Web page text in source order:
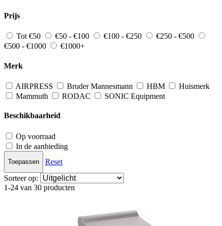
Prijs
Tot €50 €50 - €100 €100 - €250
€250 - €500
€500 - €1000
€1000+
Merk
AIRPRESS Bruder Mannesmann HBM
Huismerk
Mammuth
RODAC SONIC Equipment
Beschikbaarheid
Op voorraad
In de aanbieding
Toepassen
Reset
Sorteer op:
1-24 van 30 producten